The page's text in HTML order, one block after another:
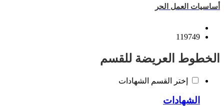
أساسيات العمل الحر
119749
الخطوط العريضة للقسم
إختر القسم الشهادات
الشهادات